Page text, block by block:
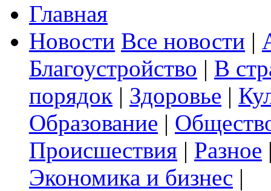
Главная
Новости Все новости |
Благоустройство | В
порядок | Здоровье |
Образование |
Происшествия | Разное
Экономика и бизнес |